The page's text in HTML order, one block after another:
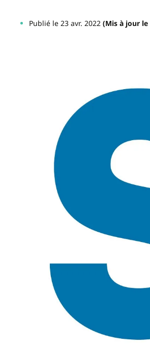
Publié le 23 avr. 2022 (Mis à jour le